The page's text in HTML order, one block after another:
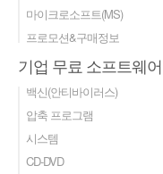
마이크로소프트(MS)
프로모션&구매정보
기업 무료 소프트웨어
백신(안티바이러스)
압축 프로그램
시스템
CD-DVD